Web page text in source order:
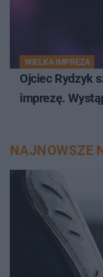
WIELKA IMPREZA
Ojciec Rydzyk
imprezę.
NAJNOWSZE